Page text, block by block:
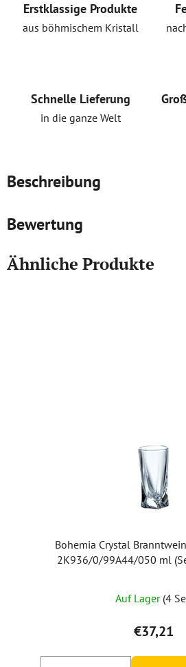
Erstklassige Produkte
aus böhmischem Kristall
Schnelle Lieferung
in die ganze Welt
Beschreibung
Bewertung
Ähnliche Produkte
Bohemia Crystal
2K936/0/99A44/050 ml
Auf Lager (4
€37,21